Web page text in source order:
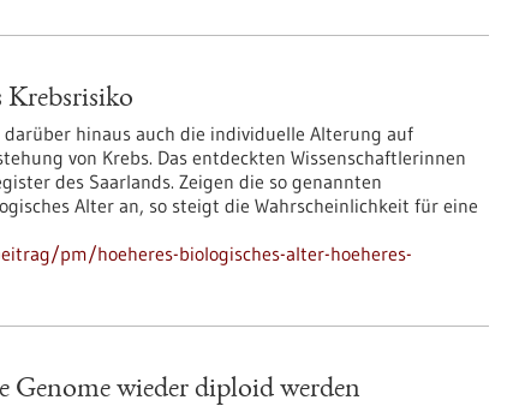
Krebsrisiko
hinaus auch die individuelle Alterung auf
von Krebs. Das entdeckten Wissenschaftlerinnen
des Saarlands. Zeigen die so genannten
Alter an, so steigt die Wahrscheinlichkeit für eine
pm/hoeheres-biologisches-alter-hoeheres-
Genome wieder diploid werden